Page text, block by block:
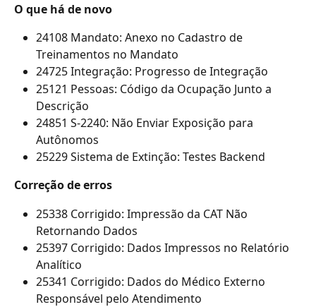
O que há de novo
24108 Mandato: Anexo no Cadastro de
Treinamentos no Mandato
24725 Integração: Progresso de Integração
25121 Pessoas: Código da Ocupação Junto a
Descrição
24851 S-2240: Não Enviar Exposição para
Autônomos
25229 Sistema de Extinção: Testes Backend
Correção de erros
25338 Corrigido: Impressão da CAT Não
Retornando Dados
25397 Corrigido: Dados Impressos no Relatório
Analítico
25341 Corrigido: Dados do Médico Externo
Responsável pelo Atendimento